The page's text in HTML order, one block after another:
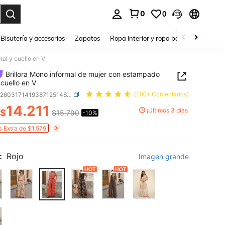
0 0
Bisutería y accesorios Zapatos Ropa interior y ropa para dormir
y cuello en V
Brillora Mono informal de mujer con estampado
en V
SKU: sz260317141938712514687 (100+ Comentarios)
AND AVAILABILITY
$14.211 $15.790 -10% ¡Últimos 3 días
Extra de $1.579
Rojo Imagen grande